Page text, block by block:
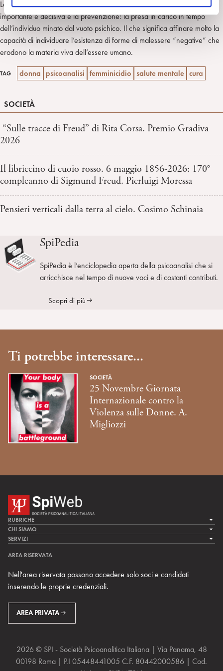
o
La cura mira al recupero della soggettività sull’automa. La sua forma più
importante e decisiva è la prevenzione: la presa in carico in tempo
dell’individuo minato dal vuoto psichico. Il che significa affinare molto la
capacità di individuare l’esistenza di forme di malessere “negative” che
erodono la materia viva dell’essere umano.
TAG donna psicoanalisi femminicidio salute mentale cura
SOCIETÀ
“Sulle tracce di Freud” di Rita Corsa. Premio Gradiva
2026
Il libriccino di cuoio rosso. 6 maggio 1856-2026: 170°
compleanno di Sigmund Freud. Pierluigi Moressa
Pensieri verticali dalla terra al cielo. Cosimo Schinaia
SpiPedia
SpiPedia è l’enciclopedia aperta della psicoanalisi che si
arricchisce nel tempo di nuove voci e di costanti contributi.
Scopri di più
Ti potrebbe interessare...
SOCIETÀ
25 Novembre Giornata
Internazionale contro la
Violenza sulle Donne. A.
Migliozzi
RUBRICHE
LA CURA
LA RICERCA
MULTIMEDIA
CHI SIAMO
LA SPI
TEAM DI SPIWEB
CONTATTI
RIVISTE
SERVIZI
ARCHIVIO STORICO
AREA RISERVATA
Nell'area riservata possono accedere solo soci e candidati
inserendo le proprie credenziali.
AREA PRIVATA
2026 © SPI - Società Psicoanalitica Italiana | Via Panama, 48
00198 Roma | P.I 05448441005 C.F. 80442000586 | Cod.